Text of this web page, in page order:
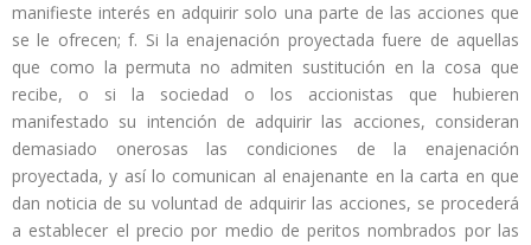
manifieste interés en adquirir solo una parte de las acciones que
se le ofrecen; f. Si la enajenación proyectada fuere de aquellas
que como la permuta no admiten sustitución en la cosa que
recibe, o si la sociedad o los accionistas que hubieren
manifestado su intención de adquirir las acciones, consideran
demasiado onerosas las condiciones de la enajenación
proyectada, y así lo comunican al enajenante en la carta en que
dan noticia de su voluntad de adquirir las acciones, se procederá
a establecer el precio por medio de peritos nombrados por las